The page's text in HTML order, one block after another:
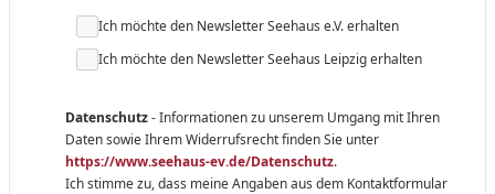
Ich möchte den Newsletter Seehaus e.V. erhalten
Ich möchte den Newsletter Seehaus Leipzig erhalten
Datenschutz- Informationen zu unserem Umgang mit Ihren
Daten sowie Ihrem Widerrufsrecht finden Sie unter
https://www.seehaus-ev.de/Datenschutz.
Ich stimme zu, dass meine Angaben aus dem Kontaktformular